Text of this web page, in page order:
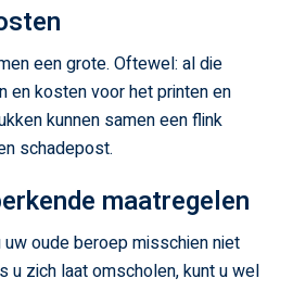
een grote. Oftewel: al die
kosten voor het printen en
kunnen samen een flink
schadepost.
maatregelen
oude beroep misschien niet
u zich laat omscholen, kunt u wel